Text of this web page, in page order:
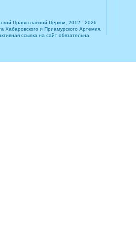
Православной Церкви, 2012 - 2026
Хабаровского и Приамурского Артемия.
ссылка на сайт обязательна.